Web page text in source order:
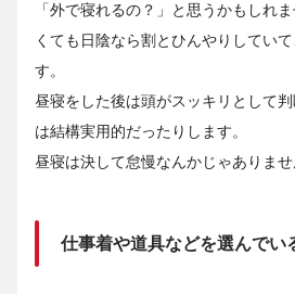
「外で寝れるの？」と思うかもしれ
くても日陰なら割とひんやりしてい
す。
昼寝をした後は頭がスッキリとして
は結構実用的だったりします。
昼寝は決して怠慢なんかじゃありませ
仕事着や道具などを選んでい